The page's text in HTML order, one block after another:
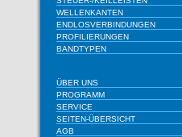
WELLENKANTEN
ENDLOSVERBINDUNGEN
PROFILIERUNGEN
BANDTYPEN
ÜBER UNS
PROGRAMM
SERVICE
SEITEN-ÜBERSICHT
AGB